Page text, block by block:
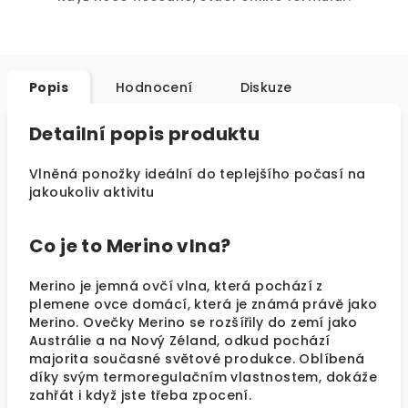
Popis Hodnocení Diskuze
Detailní popis produktu
Vlněná ponožky ideální do teplejšího počasí na
jakoukoliv aktivitu
Co je to Merino vlna?
Merino je jemná ovčí vlna, která pochází z
plemene ovce domácí, která je známá právě jako
Merino. Ovečky Merino se rozšířily do zemí jako
Austrálie a na Nový Zéland, odkud pochází
majorita současné světové produkce. Oblíbená
díky svým termoregulačním vlastnostem, dokáže
zahřát i když jste třeba zpocení.